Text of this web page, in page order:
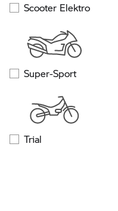
Scooter Elektro
Super-Sport
Trial